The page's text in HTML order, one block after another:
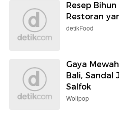
Resep
Restoran
detikFood
Gaya
Bali, Sandal
Salfok
Wolipop